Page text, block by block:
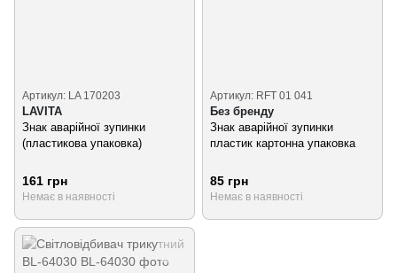
Артикул: LA 170203
LAVITA
Знак аварійної зупинки
(пластикова упаковка)
161 грн
Немає в наявності
Артикул: RFT 01 041
Без бренду
Знак аварійної зупинки
пластик картонна упаковка
85 грн
Немає в наявності